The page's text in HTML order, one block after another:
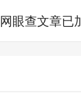
网眼查文章已